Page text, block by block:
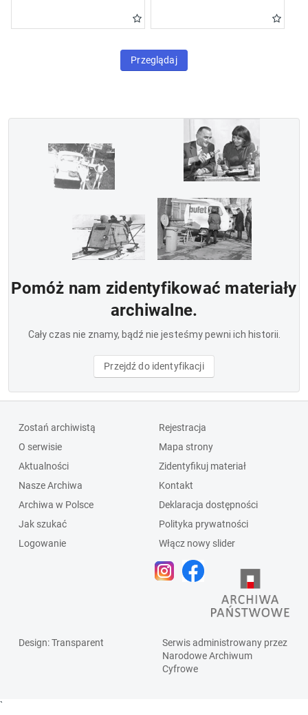
Przeglądaj
Pomóż nam zidentyfikować materiały
archiwalne.
Cały czas nie znamy, bądź nie jesteśmy pewni ich historii.
Przejdź do identyfikacji
Zostań archiwistą
O serwisie
Aktualności
Nasze Archiwa
Archiwa w Polsce
Jak szukać
Logowanie
Rejestracja
Mapa strony
Zidentyfikuj materiał
Kontakt
Deklaracja dostępności
Polityka prywatności
Włącz nowy slider
Design: Transparent
Serwis administrowany przez
Narodowe Archiwum
Cyfrowe
`